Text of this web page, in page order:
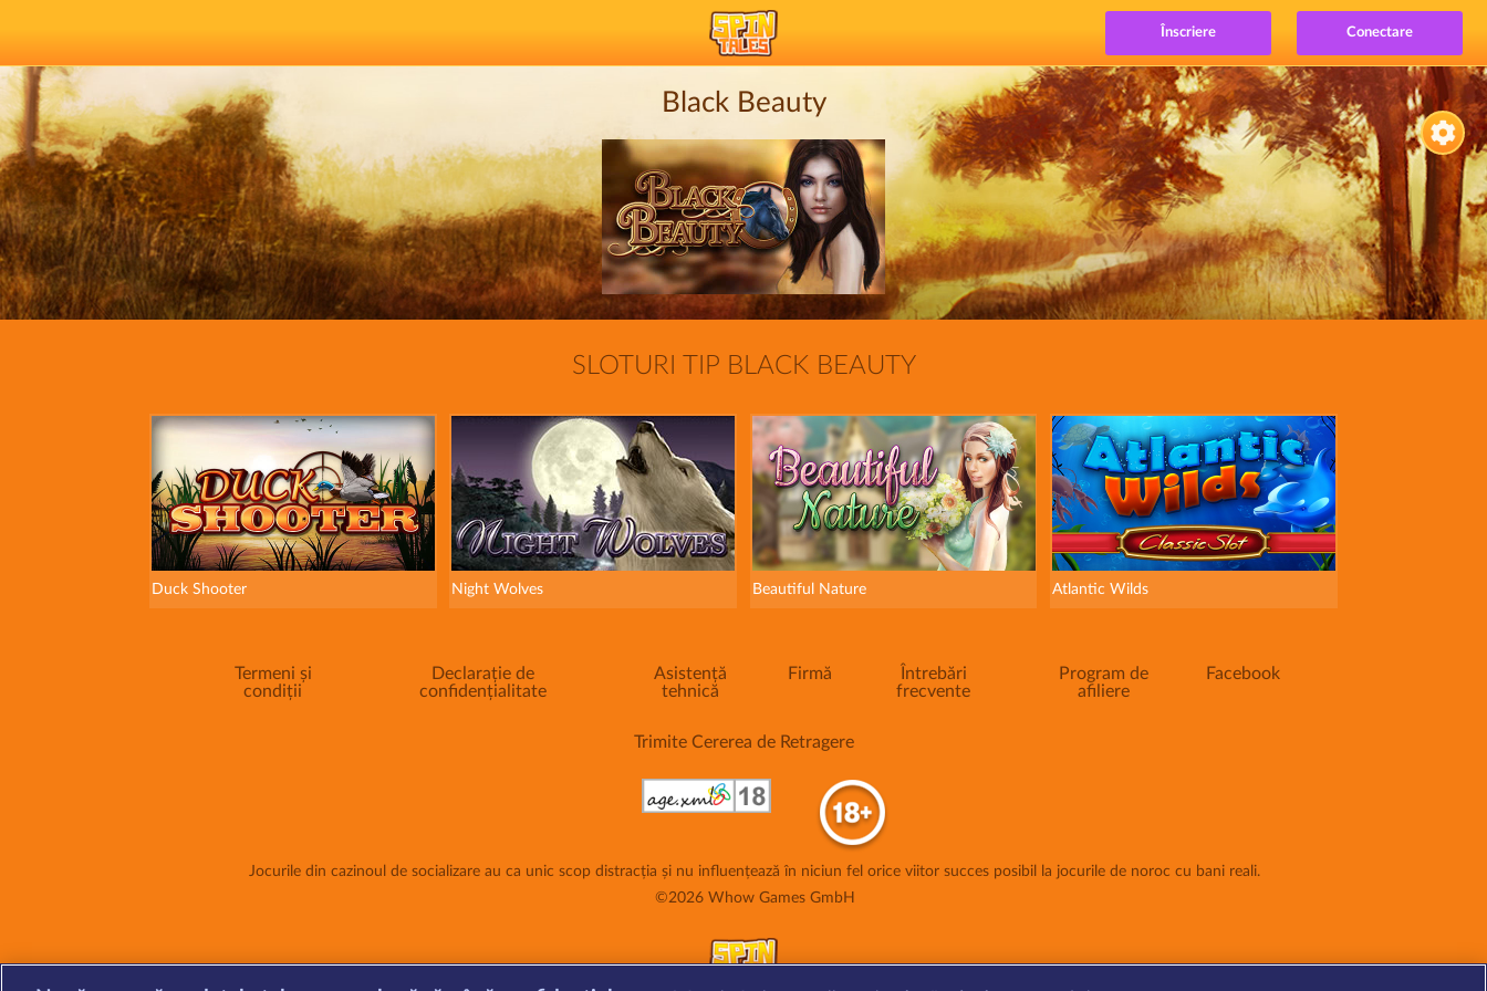
Înscriere Conectare
Black Beauty
SLOTURI TIP BLACK BEAUTY
Duck Shooter Night Wolves Beautiful Nature Atlantic Wilds
Termeni și
condiții
Declarație de
confidențialitate
Asistență
tehnică
Firmă
Întrebări
frecvente
Program de
afiliere
Facebook
Trimite Cererea de Retragere
Jocurile din cazinoul de socializare au ca unic scop distracția și nu influențează în niciun fel orice viitor succes posibil la jocurile de noroc cu bani reali.
©2026 Whow Games GmbH